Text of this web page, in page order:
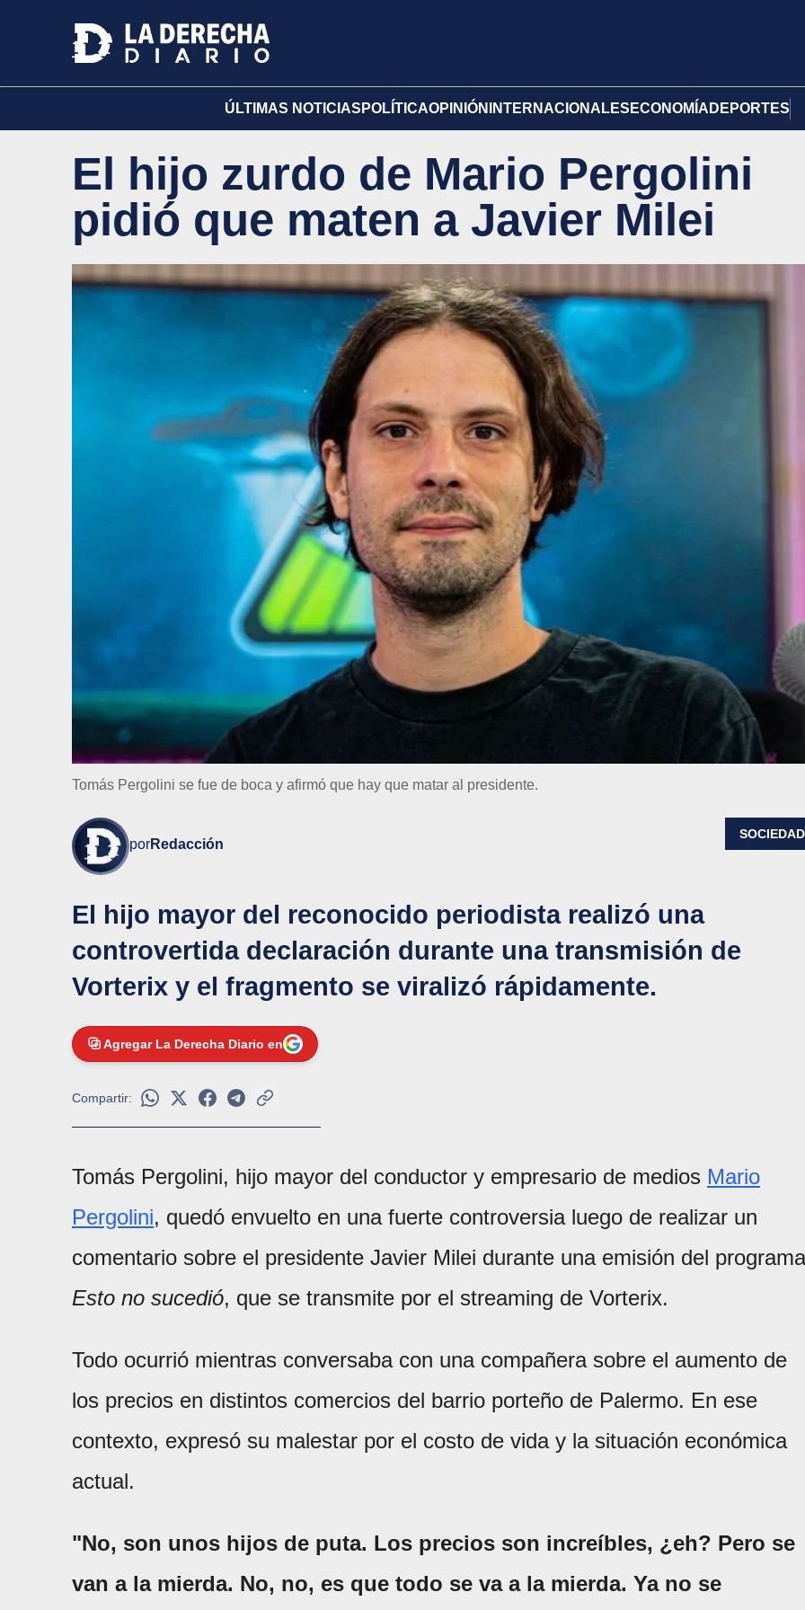
ÚLTIMAS NOTICIAS POLÍTICAOPINIÓN INTERNACIONALES ECONOMÍA DEPORTES
El hijo zurdo de Mario Pergolini
pidió que maten a Javier Milei
Tomás Pergolini se fue de boca y afirmó que hay que matar al presidente.
porRedacción
SOCIEDAD
El hijo mayor del reconocido periodista realizó una
controvertida declaración durante una transmisión de
Vorterix y el fragmento se viralizó rápidamente.
Agregar La Derecha Diario en
Compartir:
Tomás Pergolini, hijo mayor del conductor y empresario de medios Mario
Pergolini, quedó envuelto en una fuerte controversia luego de realizar un
comentario sobre el presidente Javier Milei durante una emisión del programa
Esto no sucedió, que se transmite por el streaming de Vorterix.
Todo ocurrió mientras conversaba con una compañera sobre el aumento de
los precios en distintos comercios del barrio porteño de Palermo. En ese
contexto, expresó su malestar por el costo de vida y la situación económica
actual.
"No, son unos hijos de puta. Los precios son increíbles, ¿eh? Pero se
van a la mierda. No, no, es que todo se va a la mierda. Ya no se